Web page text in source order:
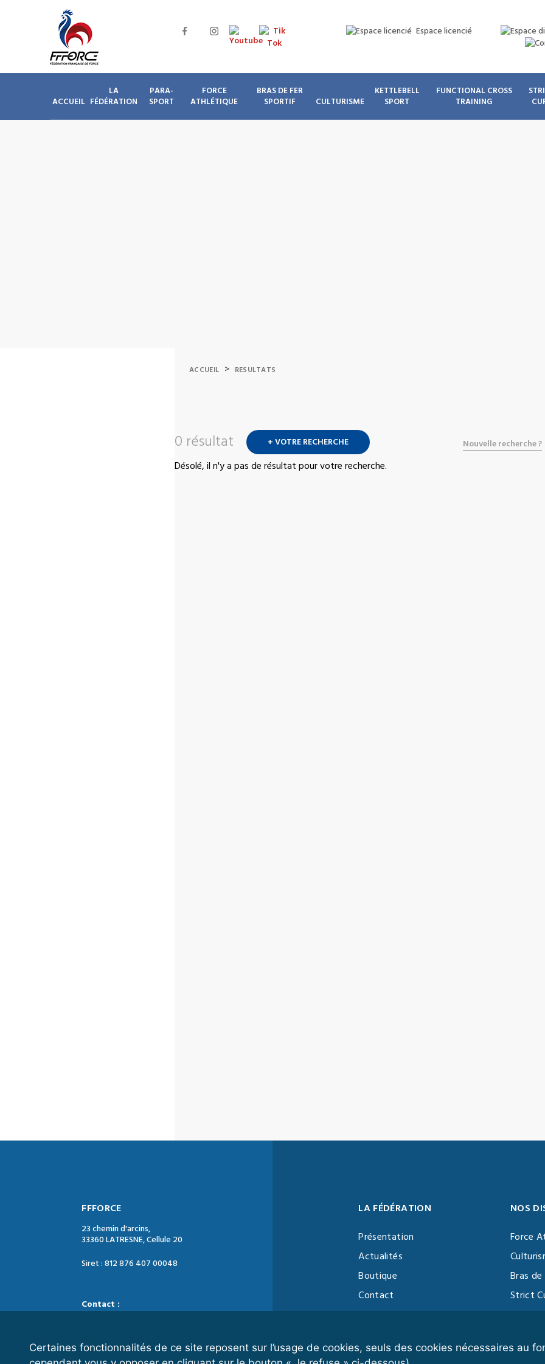
Certaines fonctionnalités de ce site reposent sur l’usage de cookies, seuls des cookies nécessaires au
Espace licencié
ACCUEIL
LA
FÉDÉRATION
PARA-
SPORT
FORCE
ATHLÉTIQUE
BRAS DE FER
SPORTIF
CULTURISME
KETTLEBELL
SPORT
FUNCTIONAL CROSS
TRAINING
ACCUEIL > RESULTATS
0 résultat + VOTRE RECHERCHE Nouvelle recherche ?
Désolé, il n'y a pas de résultat pour votre recherche.
FFFORCE
23 chemin d'arcins,
33360 LATRESNE, Cellule 20
Siret : 812 876 407 00048
Contact :
LA FÉDÉRATION
Présentation
Actualités
Boutique
Contact
Vidéothèque
NOS
Force
Bras
Strict